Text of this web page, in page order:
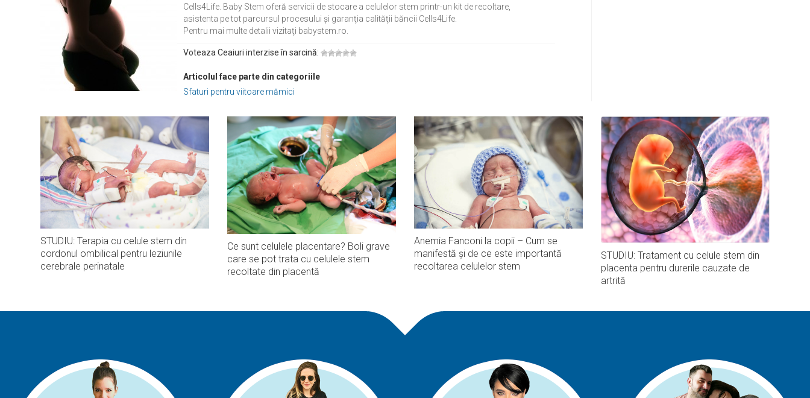
Cells4Life. Baby Stem oferă servicii de stocare a celulelor stem printr-un kit de recoltare,
asistenta pe tot parcursul procesului şi garanţia calităţii băncii Cells4Life.
Pentru mai multe detalii vizitaţi babystem.ro.
Voteaza Ceaiuri interzise în sarcină:
Articolul face parte din categoriile
Sfaturi pentru viitoare mămici
STUDIU: Terapia cu celule stem din
cordonul ombilical pentru leziunile
cerebrale perinatale
Ce sunt celulele placentare? Boli grave
care se pot trata cu celulele stem
recoltate din placentă
Anemia Fanconi la copii – Cum se
manifestă și de ce este importantă
recoltarea celulelor stem
STUDIU: Tratament cu celule stem din
placenta pentru durerile cauzate de
artrită